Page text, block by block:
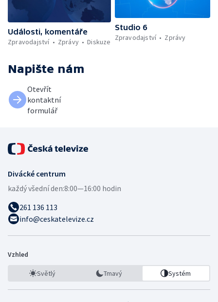
Události, komentáře
Zpravodajství
Zprávy Diskuze
Studio 6
Zpravodajství
Zprávy
Napište nám
Otevřít
kontaktní
formulář
Divácké centrum
každý všední den:8:00—16:00 hodin
261 136 113
info@ceskatelevize.cz
Vzhled
Světlý Tmavý Systém